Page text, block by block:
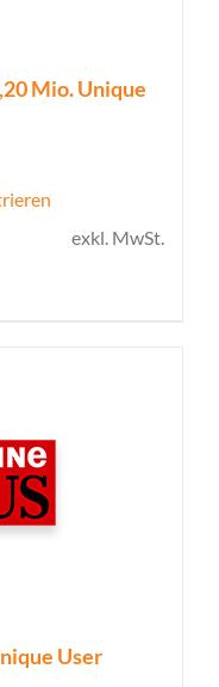
Mio. Unique
exkl. MwSt.
User